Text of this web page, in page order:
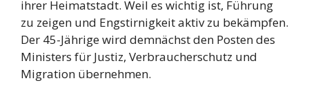
ihrer Heimatstadt. Weil es wichtig ist, Führung
zu zeigen und Engstirnigkeit aktiv zu bekämpfen.
Der 45-Jährige wird demnächst den Posten des
Ministers für Justiz, Verbraucherschutz und
Migration übernehmen.